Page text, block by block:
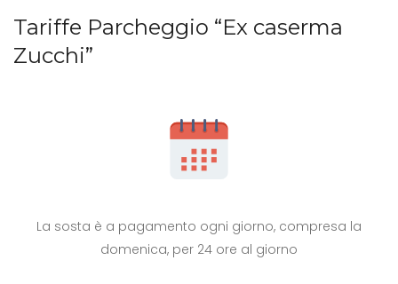
Tariffe Parcheggio “Ex caserma
Zucchi”
La sosta è a pagamento ogni giorno, compresa la
domenica, per 24 ore al giorno